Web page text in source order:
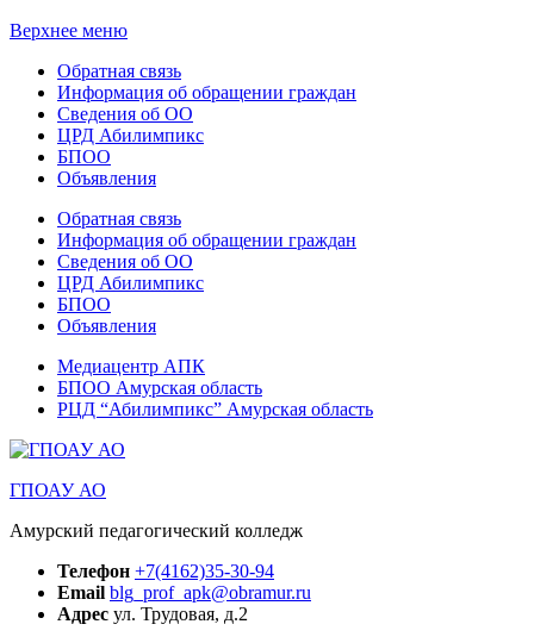
Верхнее меню
Обратная связь
Информация об обращении граждан
Сведения об ОО
ЦРД Абилимпикс
БПОО
Объявления
Обратная связь
Информация об обращении граждан
Сведения об ОО
ЦРД Абилимпикс
БПОО
Объявления
Медиацентр АПК
БПОО Амурская область
РЦД “Абилимпикс” Амурская область
ГПОАУ АО
Амурский педагогический колледж
Телефон +7(4162)35-30-94
Email blg_prof_apk@obramur.ru
Адрес ул. Трудовая, д.2